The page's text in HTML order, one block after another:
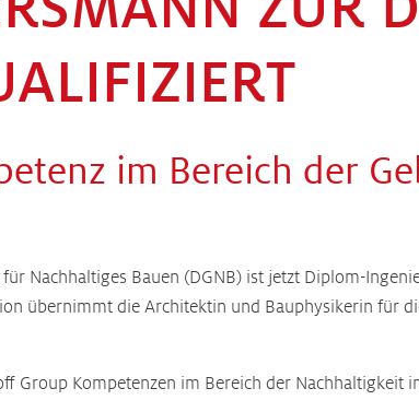
im Bereich der
Nachhaltiges Bauen (DGNB) ist jetzt Diplom-
übernimmt die Architektin und Bauphysikerin für
Group Kompetenzen im Bereich der Nachhaltigkeit